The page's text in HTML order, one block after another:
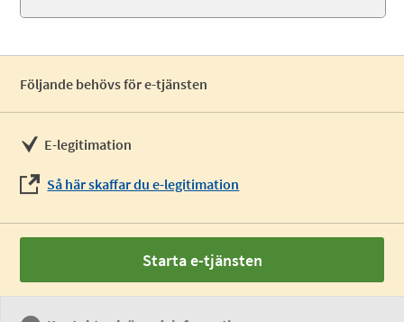
Följande behövs för e-tjänsten
E-legitimation
Så här skaffar du e-legitimation
Starta e-tjänsten